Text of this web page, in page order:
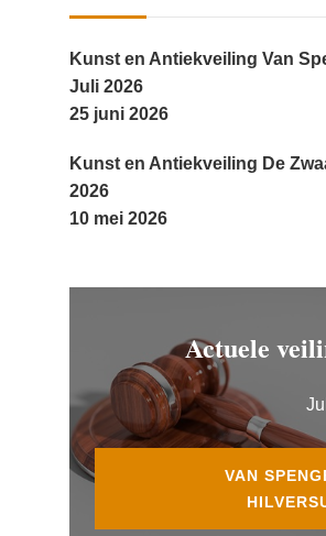
Kunst en Antiekveiling Van
Juli 2026
25 juni 2026
Kunst en Antiekveiling De
2026
10 mei 2026
Actuele
VAN